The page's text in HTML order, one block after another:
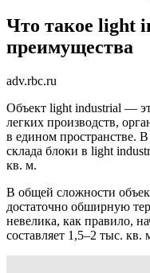
Что такое light
преимущества
adv.rbc.ru
Объект light industrial —
легких производств,
в едином пространстве.
склада блоки в light
кв. м.
В общей сложности
достаточно обширную
невелика, как правило,
составляет 1,5–2 тыс. кв.